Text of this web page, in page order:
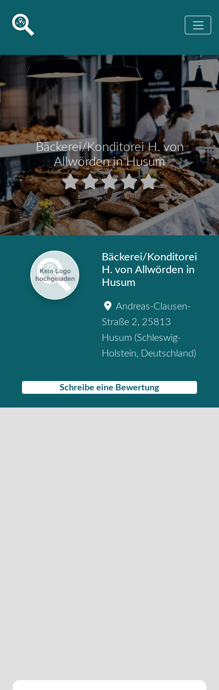
Bäckerei/Konditorei H. von
Allwörden in Husum
Bäckerei/Konditorei
H. von Allwörden in
Husum
Andreas-Clausen-
Straße 2, 25813
Husum (Schleswig-
Holstein, Deutschland)
Schreibe eine Bewertung